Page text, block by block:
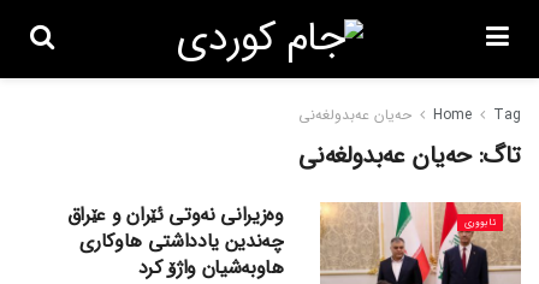
Home Tag حەیان عەبدولغەنی
تاگ:حەیان عەبدولغەنی
ئابووری
وەزیرانی نەوتی ئێران و عێراق
چەندین یادداشتی هاوکاری
هاوبەشیان واژۆ کرد